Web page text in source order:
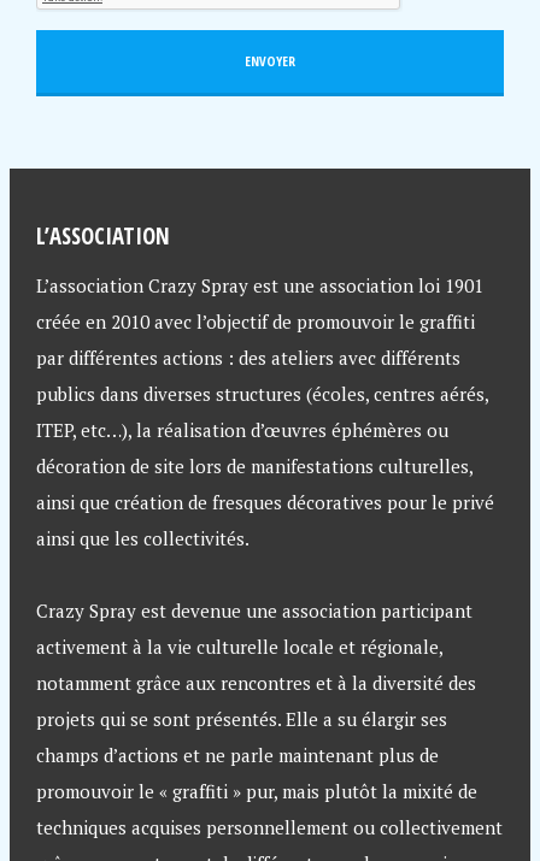
L’ASSOCIATION
L’association Crazy Spray est une association loi 1901
créée en 2010 avec l’objectif de promouvoir le graffiti
par différentes actions : des ateliers avec différents
publics dans diverses structures (écoles, centres aérés,
ITEP, etc…), la réalisation d’œuvres éphémères ou
décoration de site lors de manifestations culturelles,
ainsi que création de fresques décoratives pour le privé
ainsi que les collectivités.
Crazy Spray est devenue une association participant
activement à la vie culturelle locale et régionale,
notamment grâce aux rencontres et à la diversité des
projets qui se sont présentés. Elle a su élargir ses
champs d’actions et ne parle maintenant plus de
promouvoir le « graffiti » pur, mais plutôt la mixité de
techniques acquises personnellement ou collectivement